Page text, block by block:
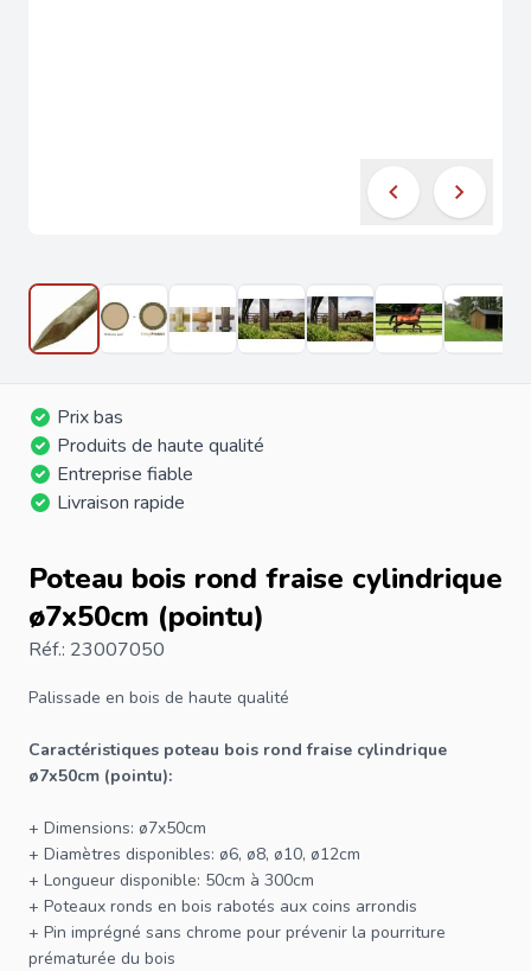
Prix bas
Produits de haute qualité
Entreprise fiable
Livraison rapide
Poteau bois rond fraise cylindrique
ø7x50cm (pointu)
Réf.: 23007050
Palissade en bois de haute qualité
Caractéristiques poteau bois rond fraise cylindrique
ø7x50cm (pointu):
+ Dimensions: ø7x50cm
+ Diamètres disponibles: ø6, ø8, ø10, ø12cm
+ Longueur disponible: 50cm à 300cm
+ Poteaux ronds en bois rabotés aux coins arrondis
+ Pin imprégné sans chrome pour prévenir la pourriture
prématurée du bois